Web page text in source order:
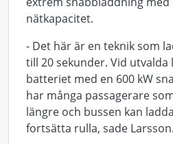
nätkapacitet.
- Det här är en teknik som
till 20 sekunder. Vid
batteriet med en 600 kW
har många passagerare
längre och bussen kan
fortsätta rulla, sade Larsson.